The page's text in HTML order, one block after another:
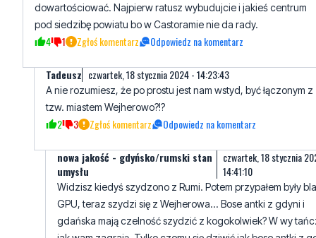
dowartościować. Najpierw ratusz wybudujcie i jakieś centrum
pod siedzibę powiatu bo w Castoramie nie da rady.
4 1 Zgłoś komentarz Odpowiedz na komentarz
Tadeusz czwartek, 18 stycznia 2024 - 14:23:43
A nie rozumiesz, że po prostu jest nam wstyd, być łączonym z
tzw. miastem Wejherowo?!?
2 3 Zgłoś komentarz Odpowiedz na komentarz
nowa jakość - gdyńsko/rumski stan
umysłu
czwartek, 18 stycznia
14:41:10
Widzisz kiedyś szydzono z Rumi. Potem przypałem były
GPU, teraz szydzi się z Wejherowa... Bose antki z gdyni i
gdańska mają czelność szydzić z kogokolwiek? W wy